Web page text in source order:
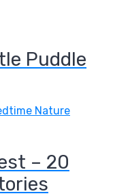
Puddle
– 20